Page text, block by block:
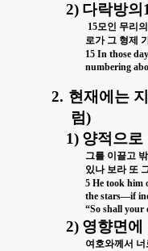
2) 다락방의
15모인 무리
로가 그 형제
15 In those
numbering
2. 현재에는
럼)
1) 양적으로
그를 이끌고
있나 보라 또
5 He took him
the stars—if
“So shall your
2) 영향면에
여호와께서